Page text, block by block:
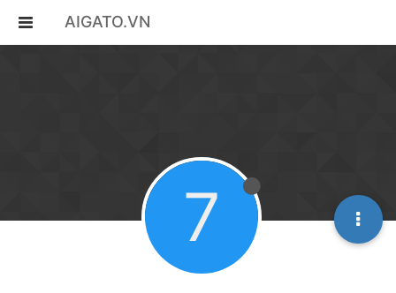
AIGATO.VN
7